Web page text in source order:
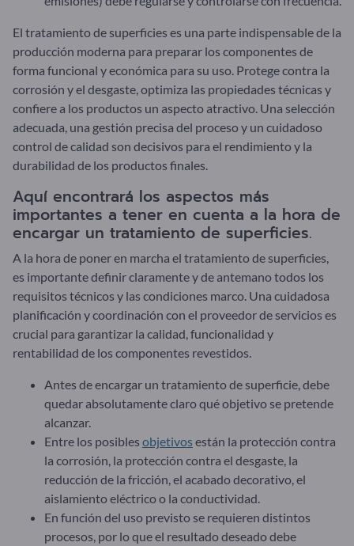
El tratamiento de superficies es una parte indispensable de la
producción moderna para preparar los componentes de
forma funcional y económica para su uso. Protege contra la
corrosión y el desgaste, optimiza las propiedades técnicas y
confiere a los productos un aspecto atractivo. Una selección
adecuada, una gestión precisa del proceso y un cuidadoso
control de calidad son decisivos para el rendimiento y la
durabilidad de los productos finales.
Aquí encontrará los aspectos más
importantes a tener en cuenta a la hora de
encargar un tratamiento de superficies.
A la hora de poner en marcha el tratamiento de superficies,
es importante definir claramente y de antemano todos los
requisitos técnicos y las condiciones marco. Una cuidadosa
planificación y coordinación con el proveedor de servicios es
crucial para garantizar la calidad, funcionalidad y
rentabilidad de los componentes revestidos.
Antes de encargar un tratamiento de superficie, debe
quedar absolutamente claro qué objetivo se pretende
alcanzar.
Entre los posibles objetivosestán la protección contra
la corrosión, la protección contra el desgaste, la
reducción de la fricción, el acabado decorativo, el
aislamiento eléctrico o la conductividad.
En función del uso previsto se requieren distintos
procesos, por lo que el resultado deseado debe